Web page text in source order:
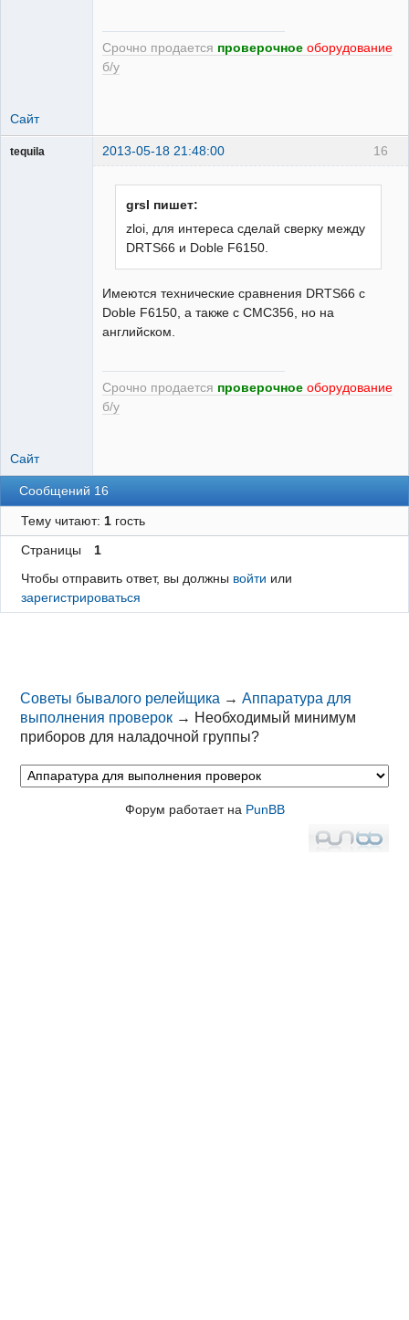
Срочно продается проверочное оборудование
б/у
Сайт
16
tequila 2013-05-18 21:48:00
grsl пишет:
zloi, для интереса сделай сверку между
DRTS66 и Doble F6150.
Имеются технические сравнения DRTS66 с
Doble F6150, а также с CMC356, но на
английском.
Срочно продается проверочное оборудование
б/у
Сайт
Сообщений 16
Тему читают: 1гость
Страницы
1
Чтобы отправить ответ, вы должны войти или
зарегистрироваться
Советы бывалого релейщика →Аппаратура для
выполнения проверок → Необходимый минимум
приборов для наладочной группы?
Форум работает на PunBB